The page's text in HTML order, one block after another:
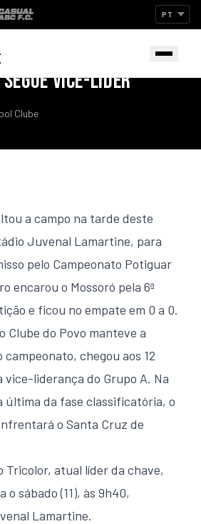
EMPATA COM
VICE-LÍDER
Clube
a campo na tarde deste
Juvenal Lamartine, para
pelo Campeonato Potiguar
encarou o Mossoró pela 6ª
e ficou no empate em 0 a 0.
Clube do Povo manteve a
chegou aos 12
vice-liderança do Grupo A. Na
última da fase classificatória, o
o Santa Cruz de
Tricolor, atual líder da chave,
o sábado (11), às 9h40,
Lamartine.